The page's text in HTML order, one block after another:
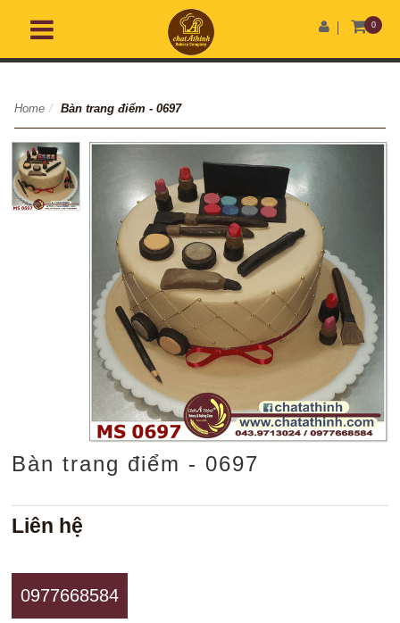
0
Home / Bàn trang điểm - 0697
Bàn trang điểm - 0697
Liên hệ
0977668584